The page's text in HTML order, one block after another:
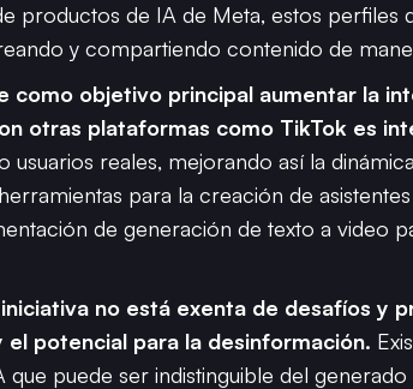
productos de IA de Meta, estos perfiles
y compartiendo contenido de
como objetivo principal aumentar la
otras plataformas como TikTok es
reales, mejorando así la
para la creación de
de generación de texto a video
no está exenta de desafíos y
el potencial para la desinformación.
puede ser indistinguible del